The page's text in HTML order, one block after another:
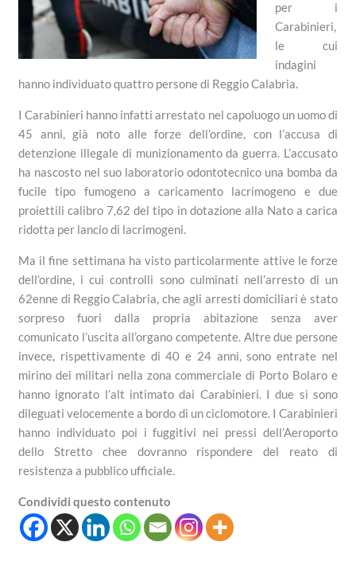
per i
Carabinieri,
le cui
indagini
hanno individuato quattro persone di Reggio Calabria.
I Carabinieri hanno infatti arrestato nel capoluogo un uomo di
45 anni, già noto alle forze dell’ordine, con l’accusa di
detenzione illegale di munizionamento da guerra. L’accusato
ha nascosto nel suo laboratorio odontotecnico una bomba da
fucile tipo fumogeno a caricamento lacrimogeno e due
proiettili calibro 7,62 del tipo in dotazione alla Nato a carica
ridotta per lancio di lacrimogeni.
Ma il fine settimana ha visto particolarmente attive le forze
dell’ordine, i cui controlli sono culminati nell’arresto di un
62enne di Reggio Calabria, che agli arresti domiciliari è stato
sorpreso fuori dalla propria abitazione senza aver
comunicato l’uscita all’organo competente. Altre due persone
invece, rispettivamente di 40 e 24 anni, sono entrate nel
mirino dei militari nella zona commerciale di Porto Bolaro e
hanno ignorato l’alt intimato dai Carabinieri. I due si sono
dileguati velocemente a bordo di un ciclomotore. I Carabinieri
hanno individuato poi i fuggitivi nei pressi dell’Aeroporto
dello Stretto chee dovranno rispondere del reato di
resistenza a pubblico ufficiale.
Condividi questo contenuto